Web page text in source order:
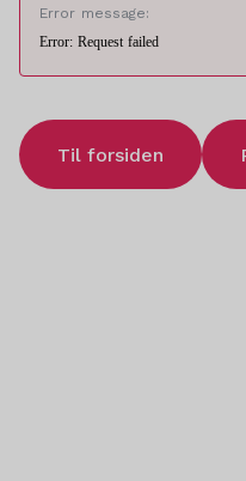
Error message:
Error: Request failed
Til forsiden